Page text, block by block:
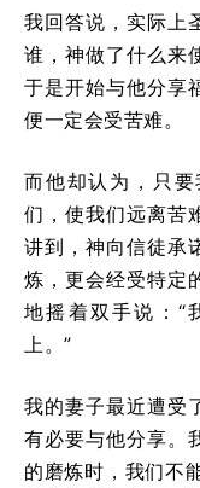
我回答说，实际上
谁，神做了什么来
于是开始与他分享
便一定会受苦难。
而他却认为，只
们，使我们远离苦
讲到，神向信徒承
炼，更会经受特定
地摇着双手说：“
上。”
我的妻子最近遭受
有必要与他分享。
的磨炼时，我们不